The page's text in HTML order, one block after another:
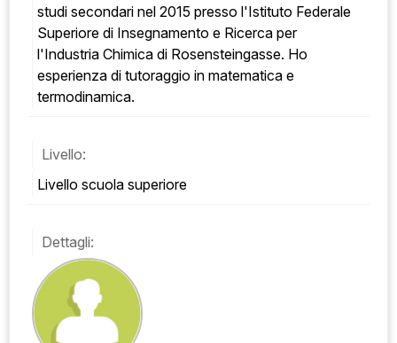
studi secondari nel 2015 presso l'Istituto Federale
Superiore di Insegnamento e Ricerca per
l'Industria Chimica di Rosensteingasse. Ho
esperienza di tutoraggio in matematica e
termodinamica.
Livello:
Livello scuola superiore
Dettagli: